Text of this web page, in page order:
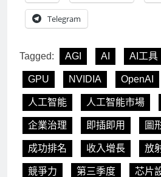
Telegram
Tagged: AGI AI AI工具
GPU NVIDIA OpenAI
人工智能 人工智能市場
企業治理 即插即用 圖
成功排名 收入增長 放
競爭力 第三季度 芯片